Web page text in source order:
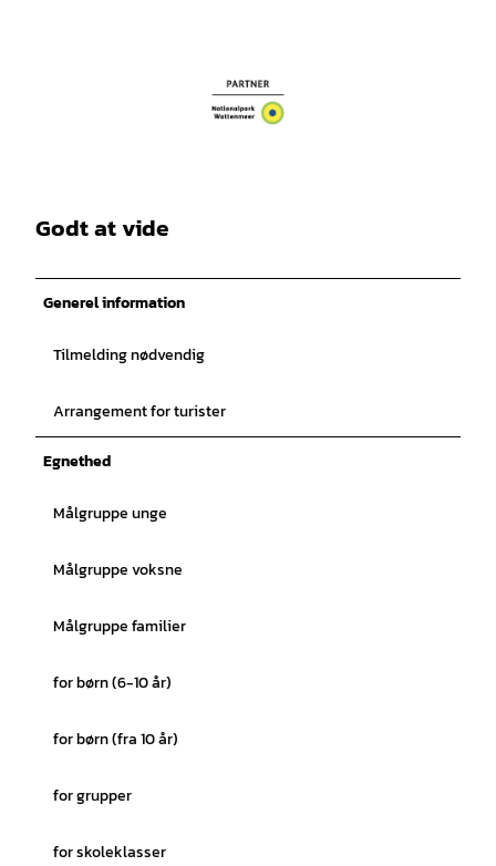
Godt at vide
Generel information
Tilmelding nødvendig
Arrangement for turister
Egnethed
Målgruppe unge
Målgruppe voksne
Målgruppe familier
for børn (6-10 år)
for børn (fra 10 år)
for grupper
for skoleklasser